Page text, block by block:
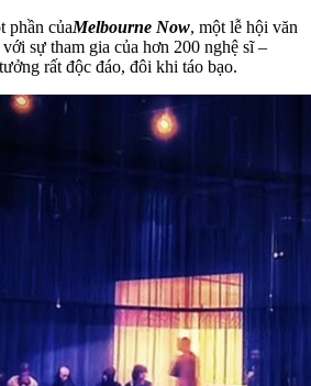
phần củaMelbourne Now, một lễ hội văn
sự tham gia của hơn 200 nghệ sĩ –
rất độc đáo, đôi khi táo bạo.